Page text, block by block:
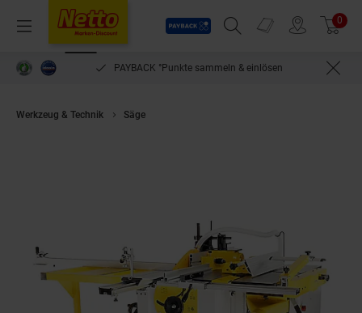
Menü
Payback
Suchfeld einblenden
Prospekte 0
PAYBACK °Punkte sammeln & einlösen
Werkzeug & Technik Säge